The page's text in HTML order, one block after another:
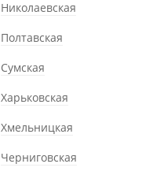
Николаевская
Полтавская
Сумская
Харьковская
Хмельницкая
Черниговская